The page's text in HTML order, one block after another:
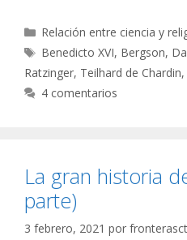
Categorías
Relación entre ciencia y
Etiquetas
Benedicto XVI, Bergson,
Ratzinger, Teilhard de Chardin,
4 comentarios
La gran historia
parte)
3 febrero, 2021 por